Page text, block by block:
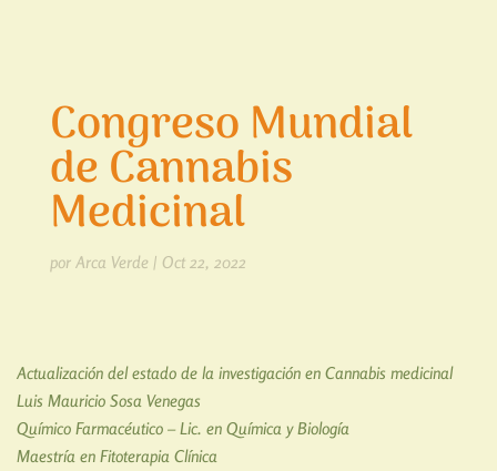
Congreso Mundial
de Cannabis
Medicinal
por Arca Verde | Oct 22, 2022
Actualización del estado de la investigación en Cannabis medicinal
Luis Mauricio Sosa Venegas
Químico Farmacéutico – Lic. en Química y Biología
Maestría en Fitoterapia Clínica